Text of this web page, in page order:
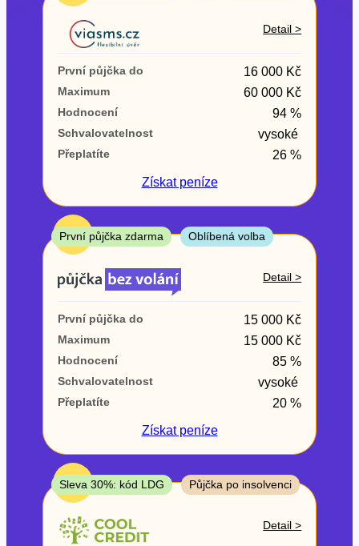
První půjčka zdarma
–
ano
ne
Ve zkušebce
ano
ne
V exekuci
ne
Po insolvenci
ano
V hotovosti
ano
ne
Detail >
První půjčka do 16 000 Kč
Maximum 60 000 Kč
Hodnocení 94 %
Schvalovatelnost vysoké
Přeplatíte
26 %
Získatpeníze
TOP
První půjčka zdarma Oblíbená volba
Detail >
První půjčka do 15 000 Kč
Maximum 15 000 Kč
Hodnocení 85 %
Schvalovatelnost vysoké
Přeplatíte
20 %
Získatpeníze
TOP
Sleva 30%: kód LDG Půjčka po insolvenci
Detail >